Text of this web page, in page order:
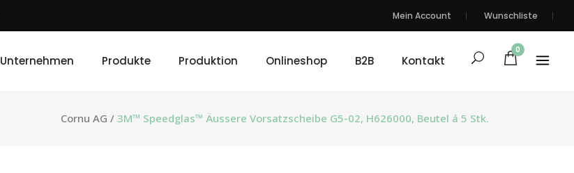
Mein Account Wunschliste
Unternehmen Produkte Produktion Onlineshop B2B Kontakt
0
Cornu AG / 3M™ Speedglas™ Äussere Vorsatzscheibe G5-02, H626000, Beutel á 5 Stk.